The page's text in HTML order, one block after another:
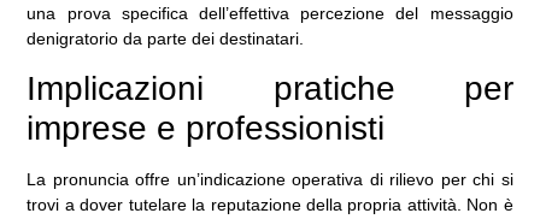
una prova specifica dell’effettiva percezione del messaggio
denigratorio da parte dei destinatari.
Implicazioni pratiche per
imprese e professionisti
La pronuncia offre un’indicazione operativa di rilievo per chi si
trovi a dover tutelare la reputazione della propria attività. Non è